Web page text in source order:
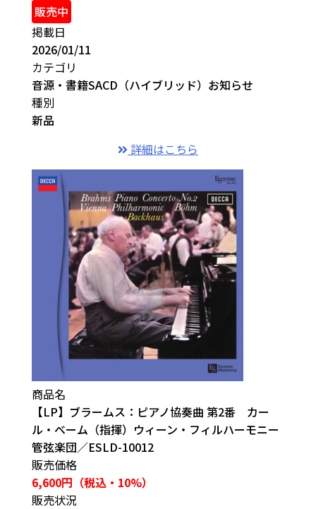
販売中
掲載日
2026/01/11
カテゴリ
音源・書籍SACD（ハイブリッド） お知らせ
種別
新品
詳細はこちら
商品名
【LP】ブラームス：ピアノ協奏曲 第2番 カー
ル・ベーム（指揮）ウィーン・フィルハーモニー
管弦楽団／ESLD-10012
販売価格
6,600円（税込・10%）
販売状況